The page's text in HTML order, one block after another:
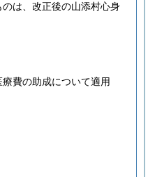
は、改正後の山添村心身
費の助成について適用